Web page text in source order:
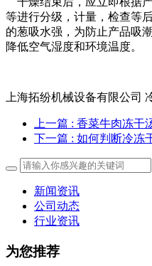
等进行分级，计量，检查等
的葱吸水强，为防止产品吸
降低空气湿度和环境温度。
上海拓纷机械设备有限公司
上一篇 : 香菜牛肉冻干
下一篇 : 如何判断冷冻
新闻资讯
公司动态
行业资讯
为您推荐